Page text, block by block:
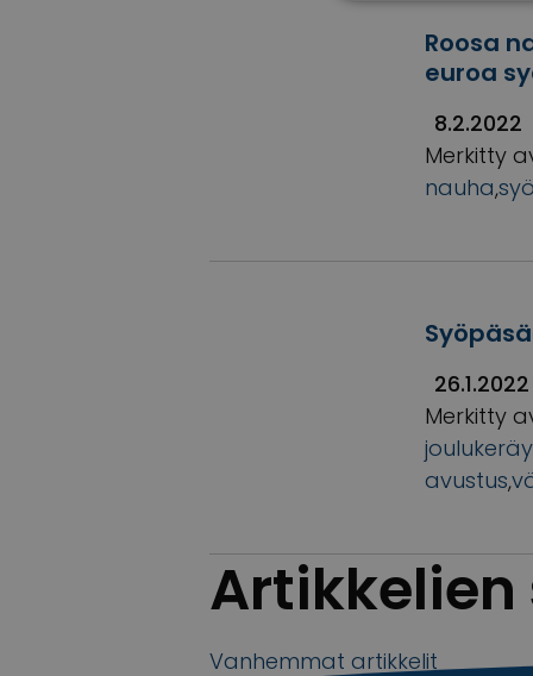
Roosa
euroa
8.2.2022
Merkitty
nauha,
26.1.2022
Merkitty
avustus,
Artikkelien
Vanhemmat artikkelit